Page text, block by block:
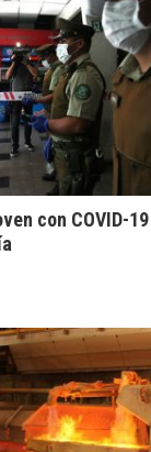
con COVID-